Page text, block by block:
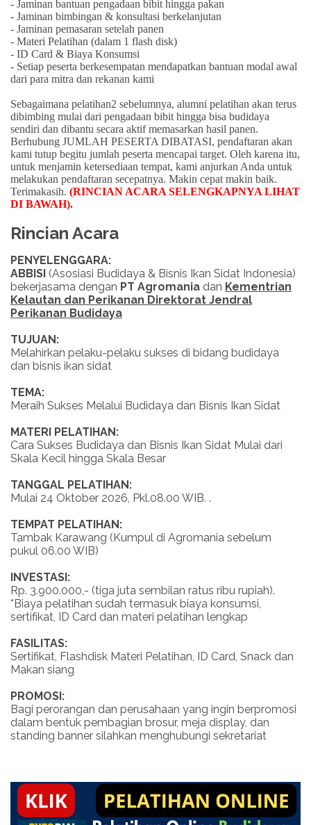
- Jaminan bantuan pengadaan bibit hingga pakan
- Jaminan bimbingan & konsultasi berkelanjutan
- Jaminan pemasaran setelah panen
- Materi Pelatihan (dalam 1 flash disk)
- ID Card & Biaya Konsumsi
- Setiap peserta berkesempatan mendapatkan bantuan modal awal
dari para mitra dan rekanan kami
Sebagaimana pelatihan2 sebelumnya, alumni pelatihan akan terus
dibimbing mulai dari pengadaan bibit hingga bisa budidaya
sendiri dan dibantu secara aktif memasarkan hasil panen.
Berhubung JUMLAH PESERTA DIBATASI, pendaftaran akan
kami tutup begitu jumlah peserta mencapai target. Oleh karena itu,
untuk menjamin ketersediaan tempat, kami anjurkan Anda untuk
melakukan pendaftaran secepatnya. Makin cepat makin baik.
Terimakasih. (RINCIAN ACARA SELENGKAPNYA LIHAT
DI BAWAH).
Rincian Acara
PENYELENGGARA:
ABBISI (Asosiasi Budidaya & Bisnis Ikan Sidat Indonesia)
bekerjasama dengan PT Agromania dan Kementrian
Kelautan dan Perikanan Direktorat Jendral
Perikanan Budidaya
TUJUAN:
Melahirkan pelaku-pelaku sukses di bidang budidaya
dan bisnis ikan sidat
TEMA:
Meraih Sukses Melalui Budidaya dan Bisnis Ikan Sidat
MATERI PELATIHAN:
Cara Sukses Budidaya dan Bisnis Ikan Sidat Mulai dari
Skala Kecil hingga Skala Besar
TANGGAL PELATIHAN:
Mulai 24 Oktober 2026, Pkl.08.00 WIB. .
TEMPAT PELATIHAN:
Tambak Karawang (Kumpul di Agromania sebelum
pukul 06.00 WIB)
INVESTASI:
Rp. 3.900.000,- (tiga juta sembilan ratus ribu rupiah).
*Biaya pelatihan sudah termasuk biaya konsumsi,
sertifikat, ID Card dan materi pelatihan lengkap
FASILITAS:
Sertifikat, Flashdisk Materi Pelatihan, ID Card, Snack dan
Makan siang
PROMOSI:
Bagi perorangan dan perusahaan yang ingin berpromosi
dalam bentuk pembagian brosur, meja display, dan
standing banner silahkan menghubungi sekretariat